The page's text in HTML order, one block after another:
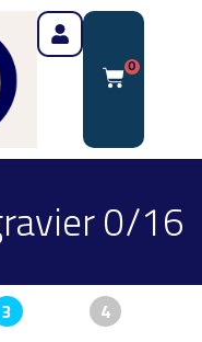
0
0/16
3 4